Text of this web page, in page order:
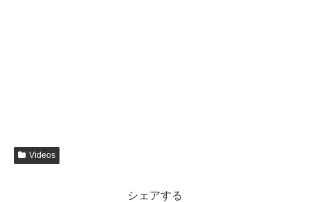
Videos
シェアする